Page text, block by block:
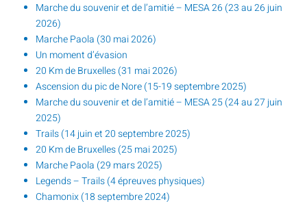
Marche du souvenir et de l’amitié – MESA 26 (23 au 26 juin
2026)
Marche Paola (30 mai 2026)
Un moment d’évasion
20 Km de Bruxelles (31 mai 2026)
Ascension du pic de Nore (15-19 septembre 2025)
Marche du souvenir et de l’amitié – MESA 25 (24 au 27 juin
2025)
Trails (14 juin et 20 septembre 2025)
20 Km de Bruxelles (25 mai 2025)
Marche Paola (29 mars 2025)
Legends – Trails (4 épreuves physiques)
Chamonix (18 septembre 2024)